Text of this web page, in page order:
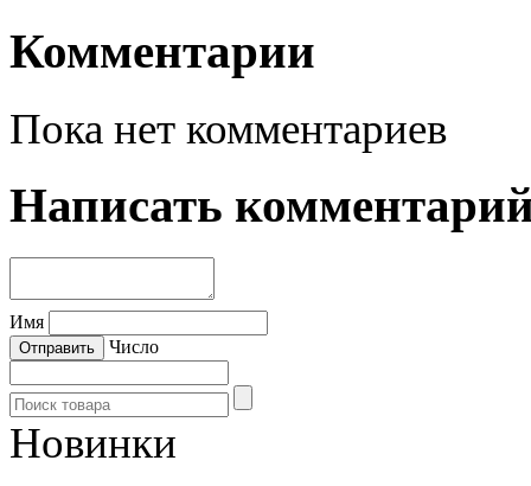
Комментарии
Пока нет комментариев
Написать
Имя
Число
Новинки